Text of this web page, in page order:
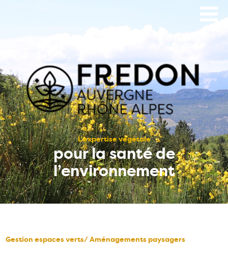
L’expertise végétale
pour la santé de
l’environnement
Gestion espaces verts/ Aménagements paysagers